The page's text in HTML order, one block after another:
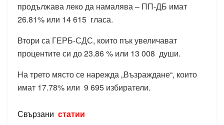
продължава леко да намалява – ПП-ДБ имат
26.81% или 14 615 гласа.
Втори са ГЕРБ-СДС, които пък увеличават
процентите си до 23.86 % или 13 008 души.
На трето място се нарежда „Възраждане“, които
имат 17.78% или 9 695 избиратели.
Свързани статии